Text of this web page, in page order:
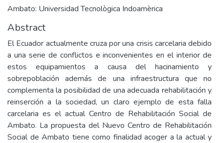
Ambato: Universidad Tecnològica Indoamèrica
Abstract
El Ecuador actualmente cruza por una crisis carcelaria debido
a una serie de conflictos e inconvenientes en el interior de
estos equipamientos a causa del hacinamiento y
sobrepoblación además de una infraestructura que no
complementa la posibilidad de una adecuada rehabilitación y
reinserción a la sociedad, un claro ejemplo de esta falla
carcelaria es el actual Centro de Rehabilitación Social de
Ambato. La propuesta del Nuevo Centro de Rehabilitación
Social de Ambato tiene como finalidad acoger a la actual y